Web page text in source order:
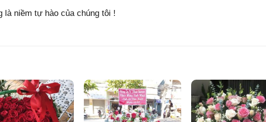
là niềm tự hào của chúng tôi !